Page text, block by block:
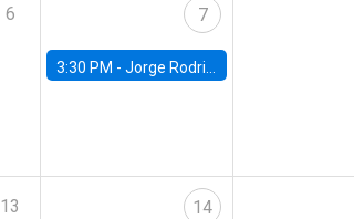
6 7
3:30 PM -Jorge Rodriguez, Universidad de Los Andes
13 14